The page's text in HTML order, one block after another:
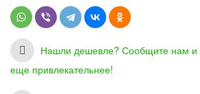
Нашли дешевле? Сообщите нам
еще привлекательнее!